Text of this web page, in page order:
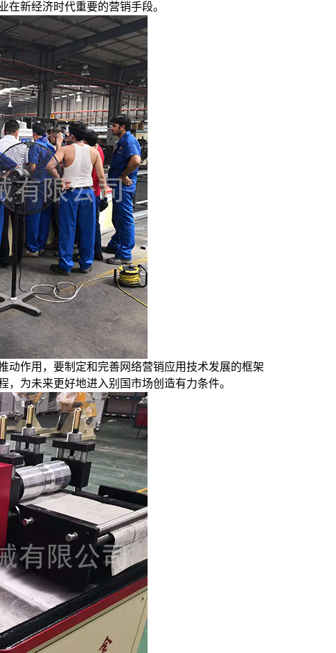
新经济时代重要的营销手段。
动作用，要制定和完善网络营销应用技术发展的框架
为未来更好地进入别国市场创造有力条件。